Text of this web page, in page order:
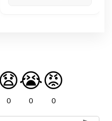
😧
0
😭
0
😡
0